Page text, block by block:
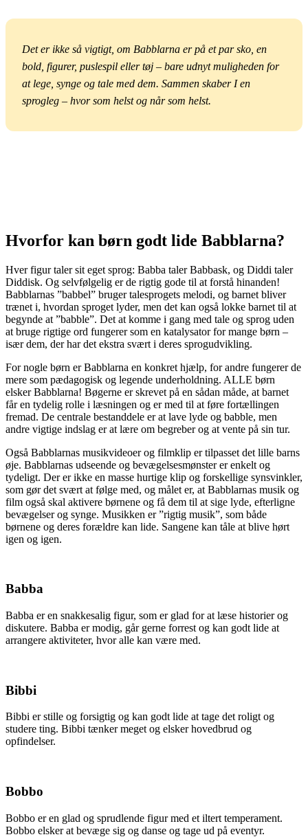
Det er ikke så vigtigt, om Babblarna er på et par sko, en
bold, figurer, puslespil eller tøj – bare udnyt muligheden for
at lege, synge og tale med dem. Sammen skaber I en
sprogleg – hvor som helst og når som helst.
Hvorfor kan børn godt lide Babblarna?
Hver figur taler sit eget sprog: Babba taler Babbask, og Diddi taler
Diddisk. Og selvfølgelig er de rigtig gode til at forstå hinanden!
Babblarnas ”babbel” bruger talesprogets melodi, og barnet bliver
trænet i, hvordan sproget lyder, men det kan også lokke barnet til at
begynde at ”babble”. Det at komme i gang med tale og sprog uden
at bruge rigtige ord fungerer som en katalysator for mange børn –
især dem, der har det ekstra svært i deres sprogudvikling.
For nogle børn er Babblarna en konkret hjælp, for andre fungerer de
mere som pædagogisk og legende underholdning. ALLE børn
elsker Babblarna! Bøgerne er skrevet på en sådan måde, at barnet
får en tydelig rolle i læsningen og er med til at føre fortællingen
fremad. De centrale bestanddele er at lave lyde og babble, men
andre vigtige indslag er at lære om begreber og at vente på sin tur.
Også Babblarnas musikvideoer og filmklip er tilpasset det lille barns
øje. Babblarnas udseende og bevægelsesmønster er enkelt og
tydeligt. Der er ikke en masse hurtige klip og forskellige synsvinkler,
som gør det svært at følge med, og målet er, at Babblarnas musik og
film også skal aktivere børnene og få dem til at sige lyde, efterligne
bevægelser og synge. Musikken er ”rigtig musik”, som både
børnene og deres forældre kan lide. Sangene kan tåle at blive hørt
igen og igen.
Babba
Babba er en snakkesalig figur, som er glad for at læse historier og
diskutere. Babba er modig, går gerne forrest og kan godt lide at
arrangere aktiviteter, hvor alle kan være med.
Bibbi
Bibbi er stille og forsigtig og kan godt lide at tage det roligt og
studere ting. Bibbi tænker meget og elsker hovedbrud og
opfindelser.
Bobbo
Bobbo er en glad og sprudlende figur med et iltert temperament.
Bobbo elsker at bevæge sig og danse og tage ud på eventyr.